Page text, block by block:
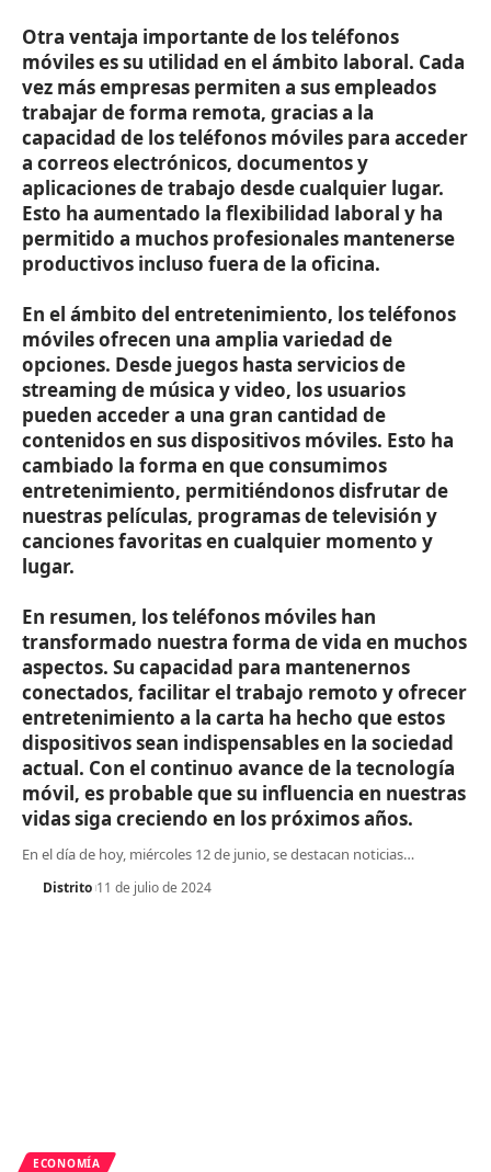
Otra ventaja importante de los teléfonos
móviles es su utilidad en el ámbito laboral. Cada
vez más empresas permiten a sus empleados
trabajar de forma remota, gracias a la
capacidad de los teléfonos móviles para acceder
a correos electrónicos, documentos y
aplicaciones de trabajo desde cualquier lugar.
Esto ha aumentado la flexibilidad laboral y ha
permitido a muchos profesionales mantenerse
productivos incluso fuera de la oficina.
En el ámbito del entretenimiento, los teléfonos
móviles ofrecen una amplia variedad de
opciones. Desde juegos hasta servicios de
streaming de música y video, los usuarios
pueden acceder a una gran cantidad de
contenidos en sus dispositivos móviles. Esto ha
cambiado la forma en que consumimos
entretenimiento, permitiéndonos disfrutar de
nuestras películas, programas de televisión y
canciones favoritas en cualquier momento y
lugar.
En resumen, los teléfonos móviles han
transformado nuestra forma de vida en muchos
aspectos. Su capacidad para mantenernos
conectados, facilitar el trabajo remoto y ofrecer
entretenimiento a la carta ha hecho que estos
dispositivos sean indispensables en la sociedad
actual. Con el continuo avance de la tecnología
móvil, es probable que su influencia en nuestras
vidas siga creciendo en los próximos años.
En el día de hoy, miércoles 12 de junio, se destacan noticias…
Distrito 11 de julio de 2024
ECONOMÍA